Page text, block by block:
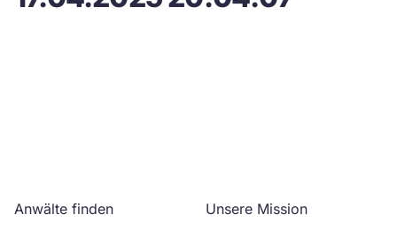
Anwälte finden
Unsere Mission